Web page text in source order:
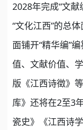
2028年完成“文
“文化江西”的总
面铺开“精华编”
值、文献价值、
版《江西诗徵》
库》还将在2至3
瓷史》《江西诗